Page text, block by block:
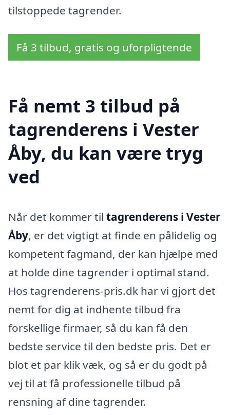
tilstoppede tagrender.
Få 3 tilbud, gratis og uforpligtende
Få nemt 3 tilbud på
tagrenderens i Vester
Åby, du kan være tryg
ved
Når det kommer til tagrenderens i Vester
Åby, er det vigtigt at finde en pålidelig og
kompetent fagmand, der kan hjælpe med
at holde dine tagrender i optimal stand.
Hos tagrenderens-pris.dk har vi gjort det
nemt for dig at indhente tilbud fra
forskellige firmaer, så du kan få den
bedste service til den bedste pris. Det er
blot et par klik væk, og så er du godt på
vej til at få professionelle tilbud på
rensning af dine tagrender.